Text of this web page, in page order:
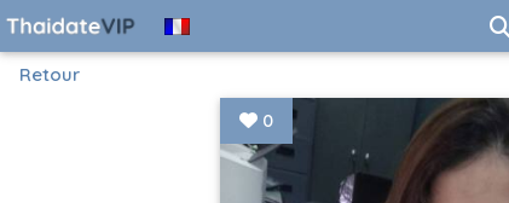
Retour
0